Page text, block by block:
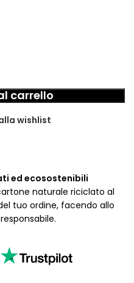
carrello
wishlist
ed ecosostenibili
naturale riciclato al
tuo ordine, facendo allo